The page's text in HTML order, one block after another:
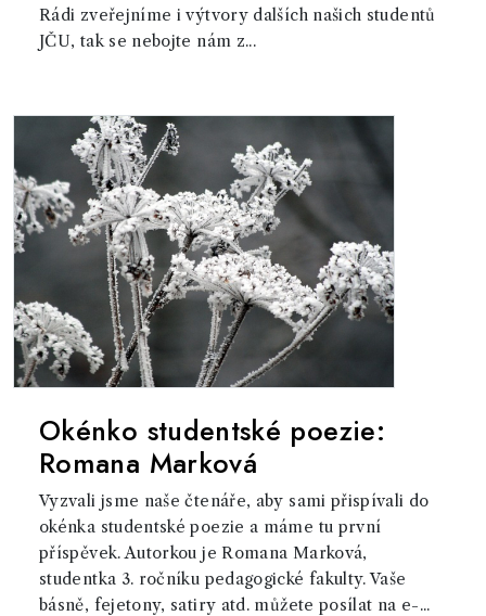
Rádi zveřejníme i výtvory dalších našich studentů
JČU, tak se nebojte nám z...
Okénko studentské poezie:
Romana Marková
Vyzvali jsme naše čtenáře, aby sami přispívali do
okénka studentské poezie a máme tu první
příspěvek. Autorkou je Romana Marková,
studentka 3. ročníku pedagogické fakulty. Vaše
básně, fejetony, satiry atd. můžete posílat na e-...